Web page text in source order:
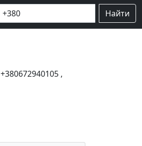
Найти
+380672940105 ,